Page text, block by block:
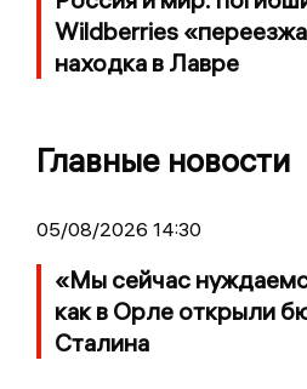
Wildberries
находка в Лавре
Главные новости
05/08/2026 14:30
«Мы сейчас
как в Орле открыли
Сталина